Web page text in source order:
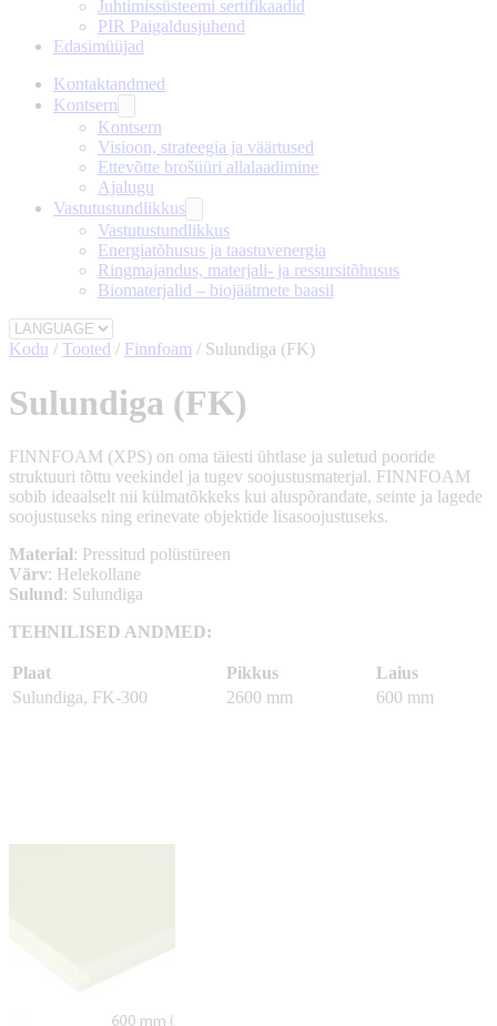
Juhtimissüsteemi sertifikaadid
PIR Paigaldusjuhend
Edasimüüjad
Kontaktandmed
Kontsern
Kontsern
Visioon, strateegia ja väärtused
Ettevõtte brošüüri allalaadimine
Ajalugu
Vastutustundlikkus
Vastutustundlikkus
Energiatõhusus ja taastuvenergia
Ringmajandus, materjali- ja ressursitõhusus
Biomaterjalid – biojäätmete baasil
Kodu / Tooted / Finnfoam / Sulundiga (FK)
Sulundiga (FK)
FINNFOAM (XPS) on oma täiesti ühtlase ja suletud pooride
struktuuri tõttu veekindel ja tugev soojustusmaterjal. FINNFOAM
sobib ideaalselt nii külmatõkkeks kui aluspõrandate, seinte ja lagede
soojustuseks ning erinevate objektide lisasoojustuseks.
Material: Pressitud polüstüreen
Värv: Helekollane
Sulund: Sulundiga
TEHNILISED ANDMED:
Plaat Pikkus
Laius
Sulundiga, FK-300
2600 mm 600 mm